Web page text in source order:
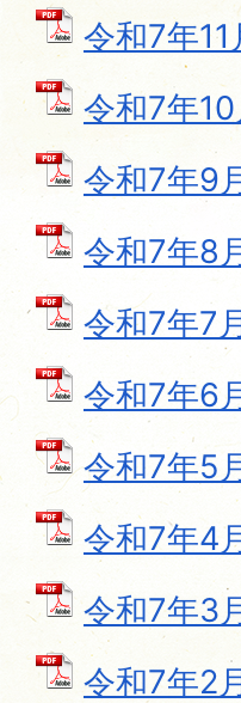
令和7年
令和7年
令和7年9
令和7年8
令和7年7
令和7年6
令和7年5
令和7年4
令和7年3
令和7年2